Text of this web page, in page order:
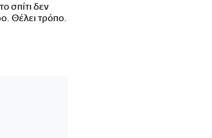
σπίτι δεν
Θέλει τρόπο.